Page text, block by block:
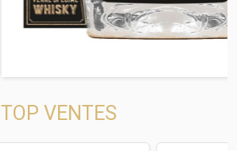
TOP VENTES